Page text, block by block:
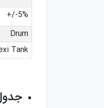
+/-5%
Drum
Tank